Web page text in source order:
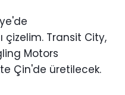
çizelim. Transit City,
Motors
Çin'de üretilecek.